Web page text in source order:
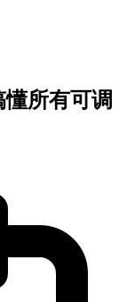
懂所有可调